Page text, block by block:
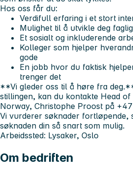
Hos oss får du:
Verdifull erfaring i et stort
Mulighet til å utvikle deg
Et sosialt og inkluderende
Kolleger som hjelper
gode
En jobb hvor du faktisk
trenger det
**Vi gleder oss til å høre fra
stillingen, kan du kontakte Head of
Norway, Christophe Proost på
Vi vurderer søknader fortløpende,
søknaden din så snart som mulig.
Arbeidssted: Lysaker, Oslo
Om bedriften